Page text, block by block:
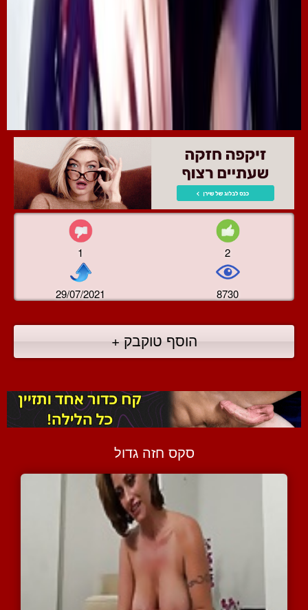
1 2
29/07/2021 8730
הוסף טוקבק +
סקס חזה גדול